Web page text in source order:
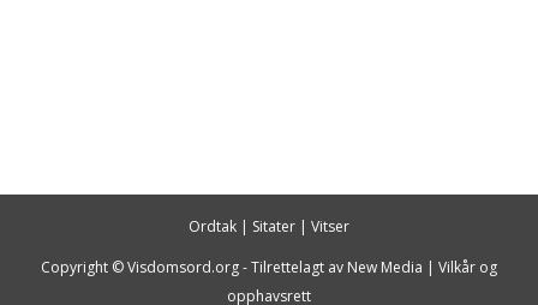
Ordtak | Sitater | Vitser
Copyright © Visdomsord.org - Tilrettelagt av New Media | Vilkår og
opphavsrett